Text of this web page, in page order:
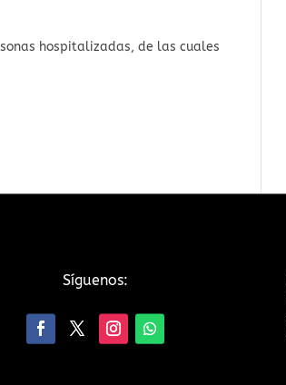
hospitalizadas, de las cuales
Síguenos: